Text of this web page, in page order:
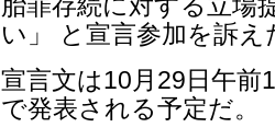
胎罪存続に対する立場
い」 と宣言参加を訴え
宣言文は10月29日午前
で発表される予定だ。